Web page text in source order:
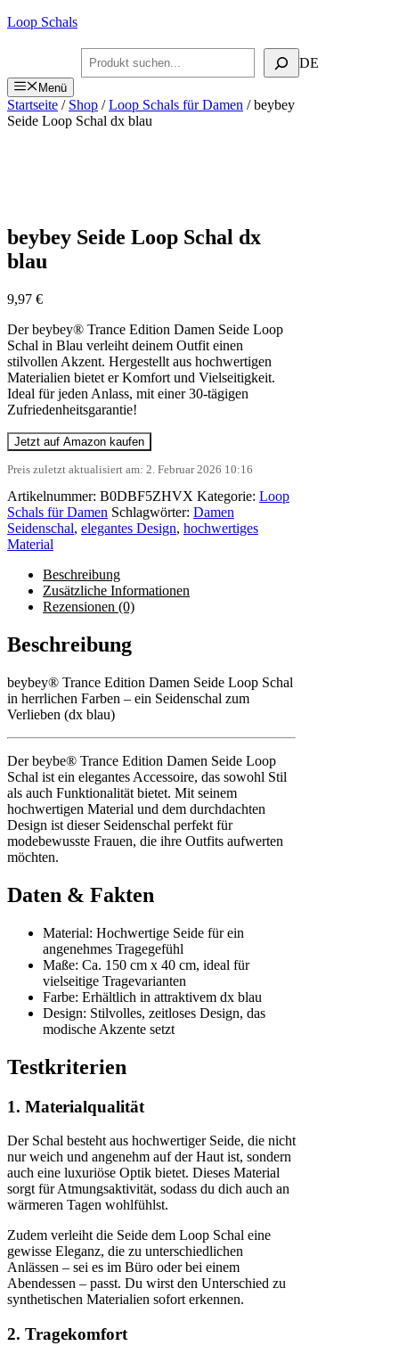
Zum
Loop Schals
Suchen DE
Menü
Startseite / Shop /Loop Schals für Damen / beybey
Seide Loop Schal dx blau
beybey Seide Loop Schal dx
blau
9,97 €
Der beybey® Trance Edition Damen Seide Loop
Schal in Blau verleiht deinem Outfit einen
stilvollen Akzent. Hergestellt aus hochwertigen
Materialien bietet er Komfort und Vielseitigkeit.
Ideal für jeden Anlass, mit einer 30-tägigen
Zufriedenheitsgarantie!
Jetzt auf Amazon kaufen
Preis zuletzt aktualisiert am: 2. Februar 2026 10:16
Artikelnummer: B0DBF5ZHVX Kategorie: Loop
Schals für Damen Schlagwörter: Damen
Seidenschal, elegantes Design, hochwertiges
Material
Beschreibung
Zusätzliche Informationen
Rezensionen (0)
Beschreibung
beybey® Trance Edition Damen Seide Loop Schal
in herrlichen Farben – ein Seidenschal zum
Verlieben (dx blau)
Der beybe® Trance Edition Damen Seide Loop
Schal ist ein elegantes Accessoire, das sowohl Stil
als auch Funktionalität bietet. Mit seinem
hochwertigen Material und dem durchdachten
Design ist dieser Seidenschal perfekt für
modebewusste Frauen, die ihre Outfits aufwerten
möchten.
Daten & Fakten
Material: Hochwertige Seide für ein
angenehmes Tragegefühl
Maße: Ca. 150 cm x 40 cm, ideal für
vielseitige Tragevarianten
Farbe: Erhältlich in attraktivem dx blau
Design: Stilvolles, zeitloses Design, das
modische Akzente setzt
Testkriterien
1. Materialqualität
Der Schal besteht aus hochwertiger Seide, die nicht
nur weich und angenehm auf der Haut ist, sondern
auch eine luxuriöse Optik bietet. Dieses Material
sorgt für Atmungsaktivität, sodass du dich auch an
wärmeren Tagen wohlfühlst.
Zudem verleiht die Seide dem Loop Schal eine
gewisse Eleganz, die zu unterschiedlichen
Anlässen – sei es im Büro oder bei einem
Abendessen – passt. Du wirst den Unterschied zu
synthetischen Materialien sofort erkennen.
2. Tragekomfort